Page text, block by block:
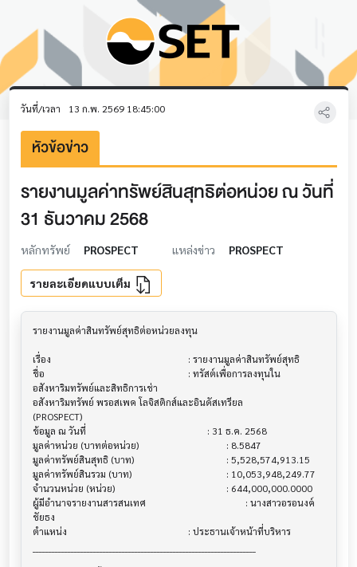
วันที่/เวลา 13 ก.พ. 2569 18:45:00
หัวข้อข่าว
รายงานมูลค่าทรัพย์สินสุทธิต่อหน่วย ณ วันที่
31 ธันวาคม 2568
หลักทรัพย์ PROSPECT แหล่งข่าว PROSPECT
รายละเอียดแบบเต็ม
รายงานมูลค่าสินทรัพย์สุทธิต่อหน่วยลงทุน
เรื่อง                                  			 : รายงานมูลค่าสินทรัพย์สุทธิ
ชื่อ                                    			 : ทรัสต์เพื่อการลงทุนใน
อสังหาริมทรัพย์และสิทธิการเช่า
อสังหาริมทรัพย์ พรอสเพค โลจิสติกส์และอินดัสเทรียล
(PROSPECT)
ข้อมูล ณ วันที่                           			 : 31 ธ.ค. 2568
มูลค่าหน่วย (บาทต่อหน่วย)                  			 : 8.5847
มูลค่าทรัพย์สินสุทธิ (บาท)                  			 : 5,528,574,913.15
มูลค่าทรัพย์สินรวม (บาท)                  			 : 10,053,948,249.77
จำนวนหน่วย (หน่วย)                      			 : 644,000,000.0000
ผู้มีอำนาจรายงานสารสนเทศ                 			 : นางสาวอรอนงค์
ชัยธง
ตำแหน่ง                                			 : ประธานเจ้าหน้าที่บริหาร